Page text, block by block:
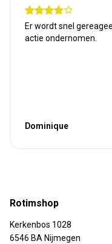
Er wordt snel
actie ondernomen.
Dominique
Rotimshop
Kerkenbos 1028
6546 BA Nijmegen